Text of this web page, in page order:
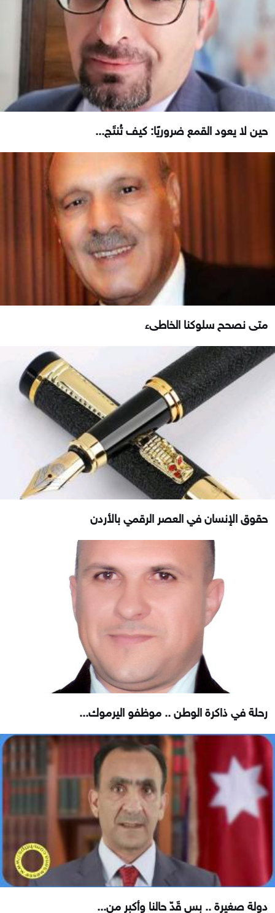
حين لا يعود القمع ضروريًا: كيف تُنتَج...
متى نصحح سلوكنا الخاطىء
حقوق الإنسان في العصر الرقمي بالأردن
رحلة في ذاكرة الوطن .. موظفو اليرموك...
دولة صغيرة .. بس قَدّ حالنا وأكبر من...